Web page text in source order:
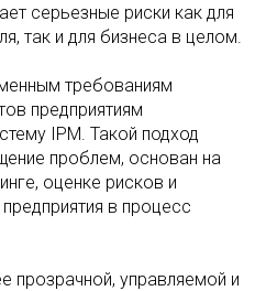
серьезные риски как для
так и для бизнеса в целом.
требованиям
предприятиям
IPM. Такой подход
проблем, основан на
оценке рисков и
в процесс
прозрачной, управляемой и